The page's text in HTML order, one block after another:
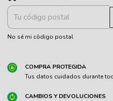
No sé mi código postal
COMPRA PROTEGIDA
Tus datos cuidados durante
CAMBIOS Y DEVOLUCIONES